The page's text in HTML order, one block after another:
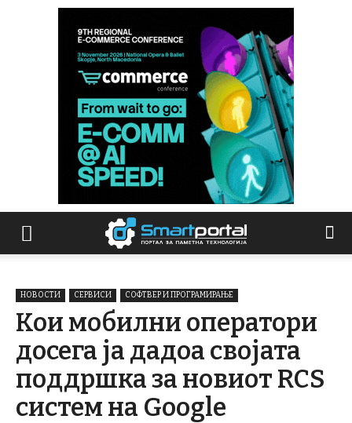
НОВОСТИ СЕРВИСИ СОФТВЕР И ПРОГРАМИРАЊЕ
Кои мобилни оператори
досега ја дадоа својата
поддршка за новиот RCS
систем на Google